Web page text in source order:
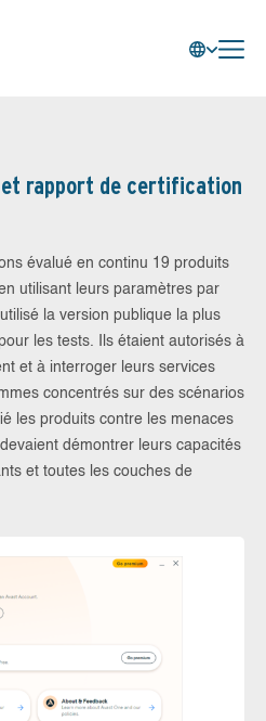
rapport de certification
évalué en continu 19 produits
utilisant leurs paramètres par
la version publique la plus
les tests. Ils étaient autorisés à
et à interroger leurs services
concentrés sur des scénarios
les produits contre les menaces
démontrer leurs capacités
et toutes les couches de